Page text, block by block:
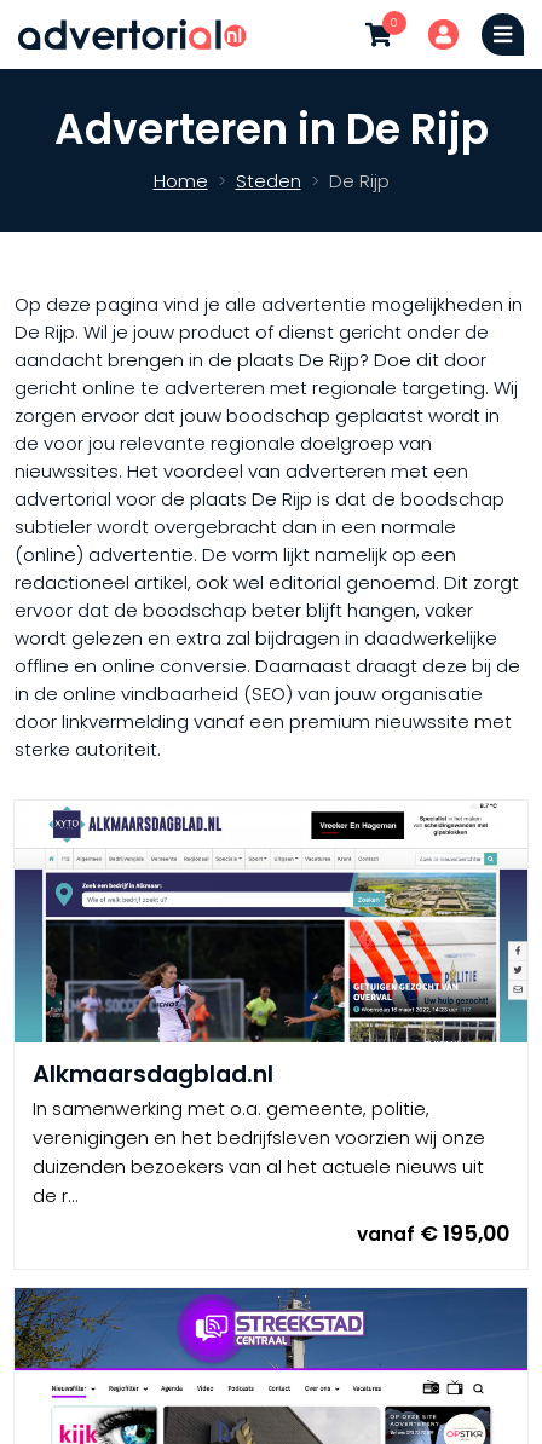
0
Adverteren in De Rijp
Home Steden De Rijp
Op deze pagina vind je alle advertentie mogelijkheden in
De Rijp. Wil je jouw product of dienst gericht onder de
aandacht brengen in de plaats De Rijp? Doe dit door
gericht online te adverteren met regionale targeting. Wij
zorgen ervoor dat jouw boodschap geplaatst wordt in
de voor jou relevante regionale doelgroep van
nieuwssites. Het voordeel van adverteren met een
advertorial voor de plaats De Rijp is dat de boodschap
subtieler wordt overgebracht dan in een normale
(online) advertentie. De vorm lijkt namelijk op een
redactioneel artikel, ook wel editorial genoemd. Dit zorgt
ervoor dat de boodschap beter blijft hangen, vaker
wordt gelezen en extra zal bijdragen in daadwerkelijke
offline en online conversie. Daarnaast draagt deze bij de
in de online vindbaarheid (SEO) van jouw organisatie
door linkvermelding vanaf een premium nieuwssite met
sterke autoriteit.
Alkmaarsdagblad.nl
In samenwerking met o.a. gemeente, politie,
verenigingen en het bedrijfsleven voorzien wij onze
duizenden bezoekers van al het actuele nieuws uit
de r...
vanaf € 195,00